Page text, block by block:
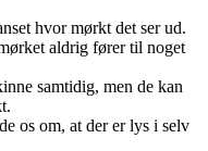
hvor mørkt det ser ud.
aldrig fører til noget
samtidig, men de kan
os om, at der er lys i selv